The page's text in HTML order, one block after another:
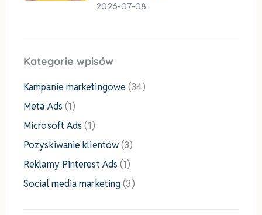
2026-07-08
Kategorie wpisów
Kampanie marketingowe (34)
Meta Ads (1)
Microsoft Ads (1)
Pozyskiwanie klientów(3)
Reklamy Pinterest Ads (1)
Social media marketing (3)